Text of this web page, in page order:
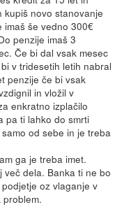
novo stanovanje
imaš še vedno 300€
penzije imaš 3
Če bi dal vsak mesec
v tridesetih letih nabral
penzije če bi vsak
in vložil v
enkratno izplačilo
pa ti lahko do smrti
od sebe in je treba
ga je treba imet.
dela. Banka ti ne bo
oz vlaganje v